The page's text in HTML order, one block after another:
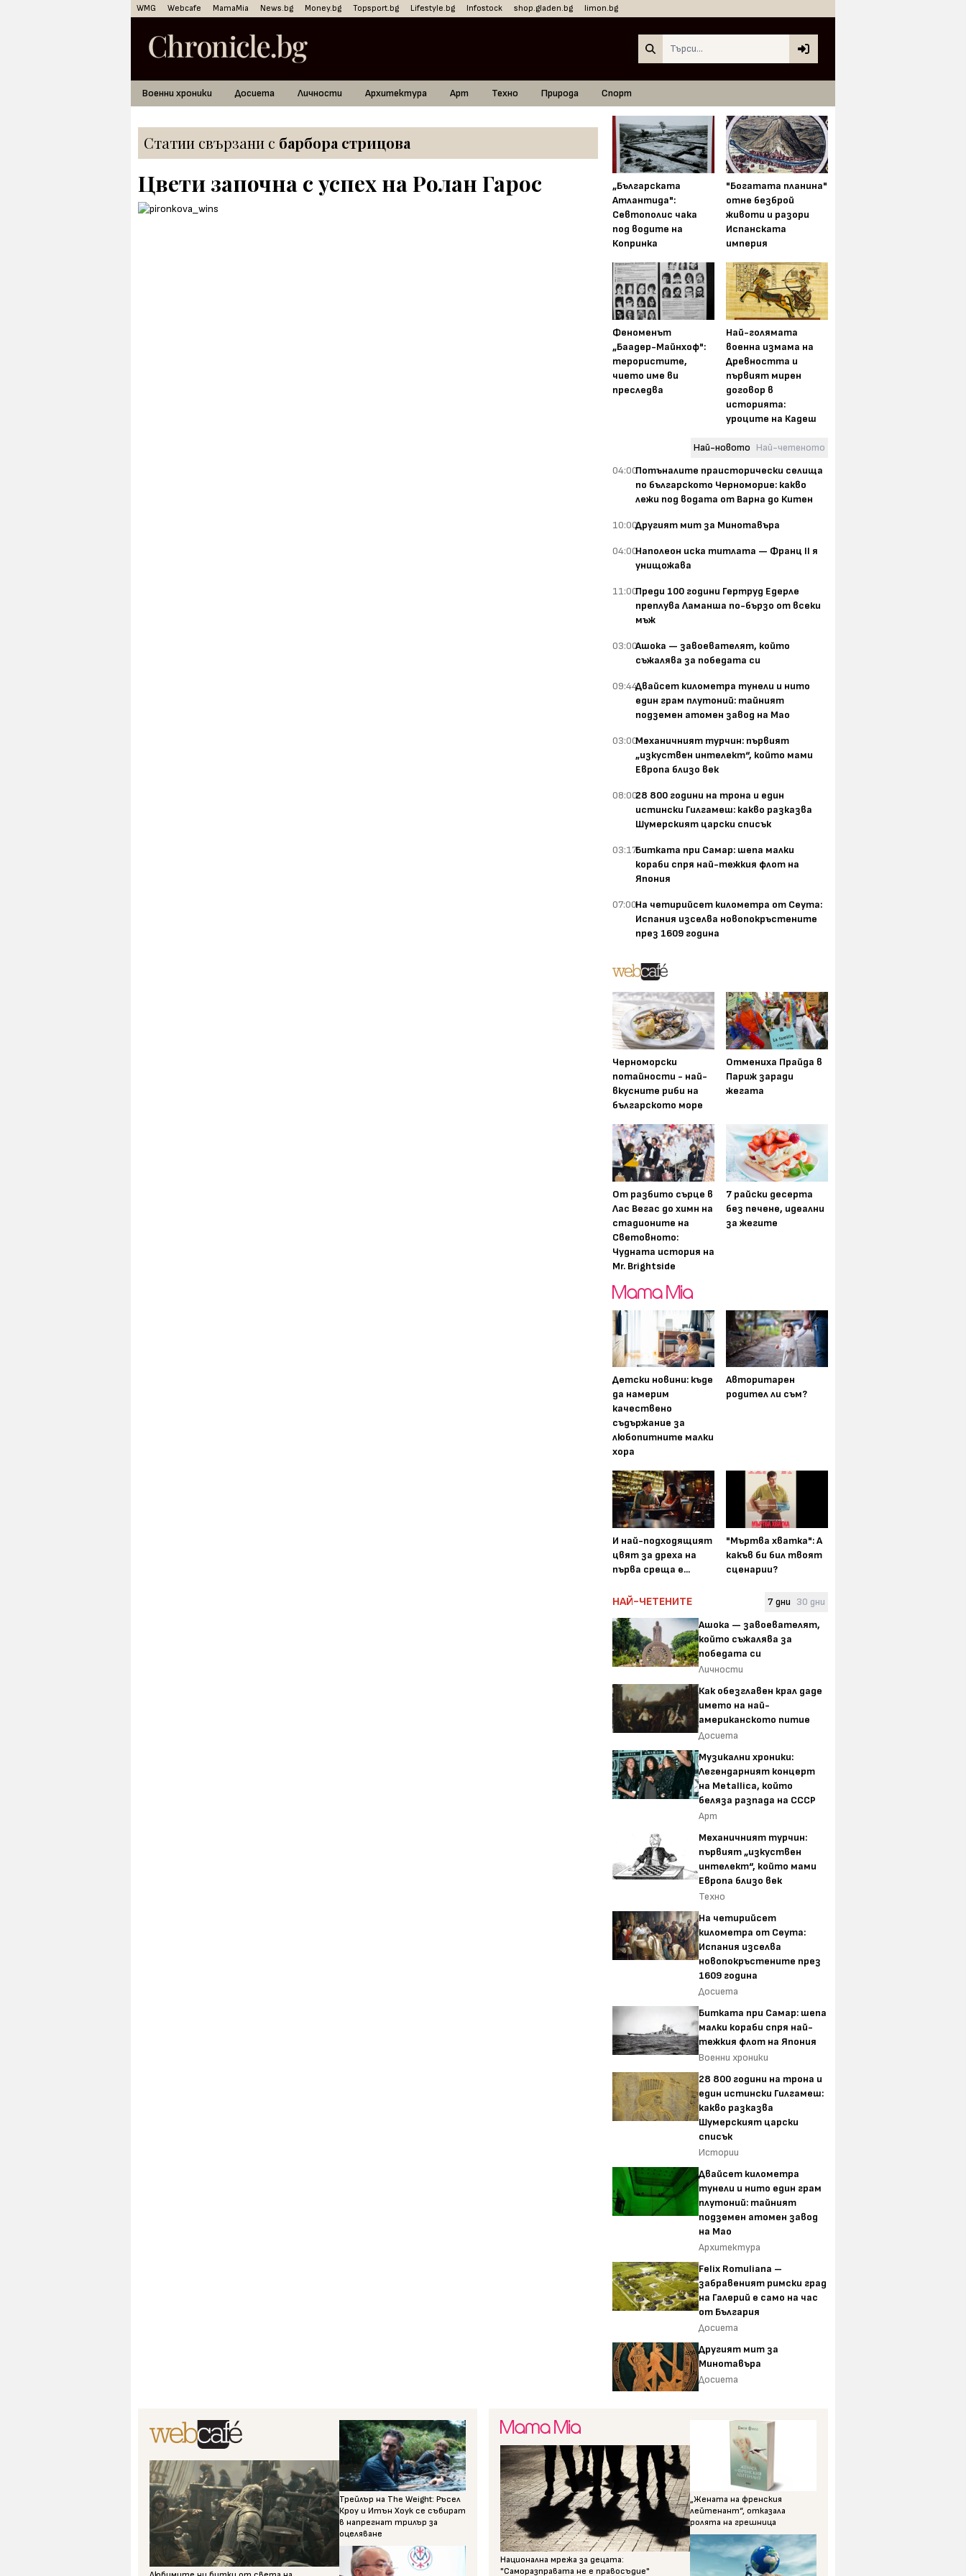
WMG Webcafe MamaMia News.bg Money.bg Topsport.bg Lifestyle.bg Infostock shop.gladen.bg limon.bg
Военни хроники Досиета Личности Архитектура Арт Техно Природа Спорт
Статии свързани с барбора стрицова
Цвети започна с успех на Ролан Гарос
„Българската
Атлантида":
Севтополис чака
под водите на
Копринка
"Богатата планина"
отне безброй
животи и разори
Испанската
империя
Феноменът
„Баадер-Майнхоф":
терористите,
чието име ви
преследва
Най-голямата
военна измама на
Древността и
първият мирен
договор в
историята:
уроците на Кадеш
Най-новото Най-четеното
04:00Потъналите праисторически селища
по българското Черноморие: какво
лежи под водата от Варна до Китен
10:00Другият мит за Минотавъра
04:00Наполеон иска титлата — Франц II я
унищожава
11:00Преди 100 години Гертруд Едерле
преплува Ламанша по-бързо от всеки
мъж
03:00Ашока — завоевателят, който
съжалява за победата си
09:44Двайсет километра тунели и нито
един грам плутоний: тайният
подземен атомен завод на Мао
03:00Механичният турчин: първият
„изкуствен интелект“, който мами
Европа близо век
08:0028 800 години на трона и един
истински Гилгамеш: какво разказва
Шумерският царски списък
03:17Битката при Самар: шепа малки
кораби спря най-тежкия флот на
Япония
07:00На четирийсет километра от Сеута:
Испания изселва новопокръстените
през 1609 година
Черноморски
потайности - най-
вкусните риби на
българското море
Отмениха Прайда в
Париж заради
жегата
От разбито сърце в
Лас Вегас до химн на
стадионите на
Световното:
Чудната история на
Mr. Brightside
7 райски десерта
без печене, идеални
за жегите
Детски новини: къде
да намерим
качествено
съдържание за
любопитните малки
хора
Авторитарен
родител ли съм?
И най-подходящият
цвят за дреха на
първа среща е...
"Мъртва хватка": А
какъв би бил твоят
сценарии?
НАЙ-ЧЕТЕНИТЕ 7 дни 30 дни
Ашока — завоевателят,
който съжалява за
победата си
Личности
Как обезглавен крал даде
името на най-
американското питие
Досиета
Музикални хроники:
Легендарният концерт
на Metallica, който
беляза разпада на СССР
Арт
Механичният турчин:
първият „изкуствен
интелект“, който мами
Европа близо век
Техно
На четирийсет
километра от Сеута:
Испания изселва
новопокръстените през
1609 година
Досиета
Битката при Самар: шепа
малки кораби спря най-
тежкия флот на Япония
Военни хроники
28 800 години на трона и
един истински Гилгамеш:
какво разказва
Шумерският царски
списък
Истории
Двайсет километра
тунели и нито един грам
плутоний: тайният
подземен атомен завод
на Мао
Архитектура
Felix Romuliana –
забравеният римски град
на Галерий е само на час
от България
Досиета
Другият мит за
Минотавъра
Досиета
Трейлър на The Weight: Ръсел
Кроу и Итън Хоук се събират
в напрегнат трилър за
оцеляване
Национална мрежа за децата:
"Саморазправата не е правосъдие"
„Жената на френския
лейтенант“, отказала
ролята на грешница